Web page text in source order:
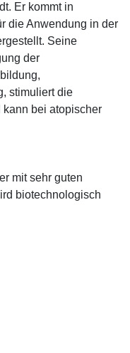
Er kommt in
die Anwendung in der
Seine
der
stimuliert die
kann bei atopischer
mit sehr guten
biotechnologisch